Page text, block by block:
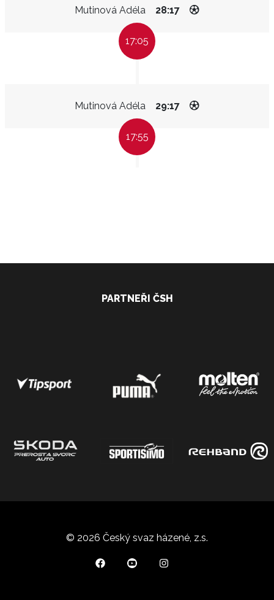
Mutinová Adéla 28:17
17:05
Mutinová Adéla 29:17
17:55
PARTNEŘI ČSH
© 2026 Český svaz házené, z.s.